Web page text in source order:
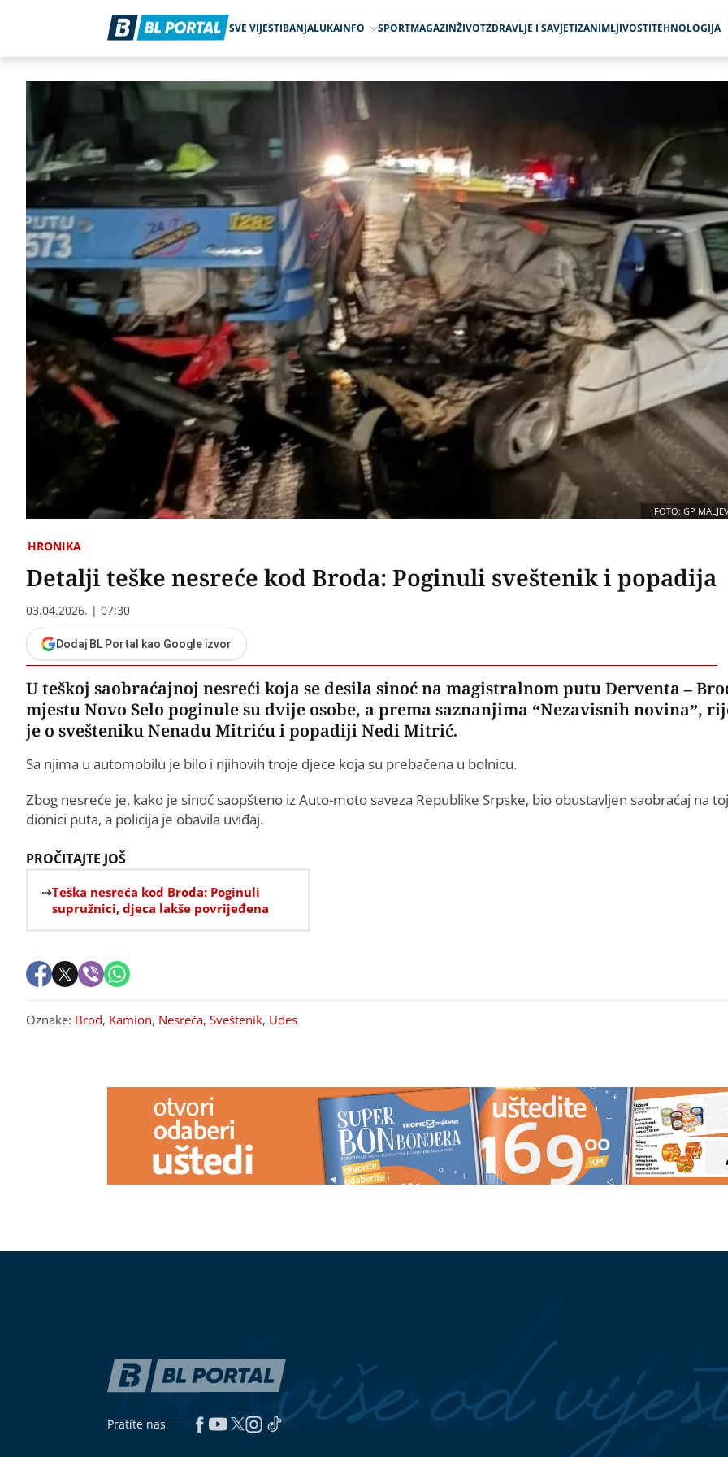
SVE VIJESTIBANJALUKAINFO SPORTMAGAZINŽIVOTZDRAVLJE I SAVJETIZANIMLJIVOSTITEHNOLOGIJA
FOTO: GP
HRONIKA
Detalji teške nesreće kod Broda: Poginuli sveštenik i popadija
03.04.2026. | 07:30
Dodaj BL Portal kao Google izvor
U teškoj saobraćajnoj nesreći koja se desila sinoć na magistralnom putu Derventa –
mjestu Novo Selo poginule su dvije osobe, a prema saznanjima “Nezavisnih novina”,
je o svešteniku Nenadu Mitriću i popadiji Nedi Mitrić.
Sa njima u automobilu je bilo i njihovih troje djece koja su prebačena u bolnicu.
Zbog nesreće je, kako je sinoć saopšteno iz Auto-moto saveza Republike Srpske, bio obustavljen saobraćaj na toj
dionici puta, a policija je obavila uviđaj.
PROČITAJTE JOŠ
Teška nesreća kod Broda: Poginuli
supružnici, djeca lakše povrijeđena
Oznake: Brod, Kamion, Nesreća, Sveštenik, Udes
kazne mogu ići i do 13.000 evra
sebe i 10 miliona dolara za kćerke
Mozgalica koja je zbunila mnoge:
Ko pobjeđuje u zatezanju konopca?
"ZATO JE I BIVŠI"Jovana Jeremić
se uskoro udaje za Tigra, a ovo je
pravi razlog zašto se razvela od
STRAVIČNA NESREĆAKamion
pokosio čovjeka, on ostao
zaglavljen ispod kabine